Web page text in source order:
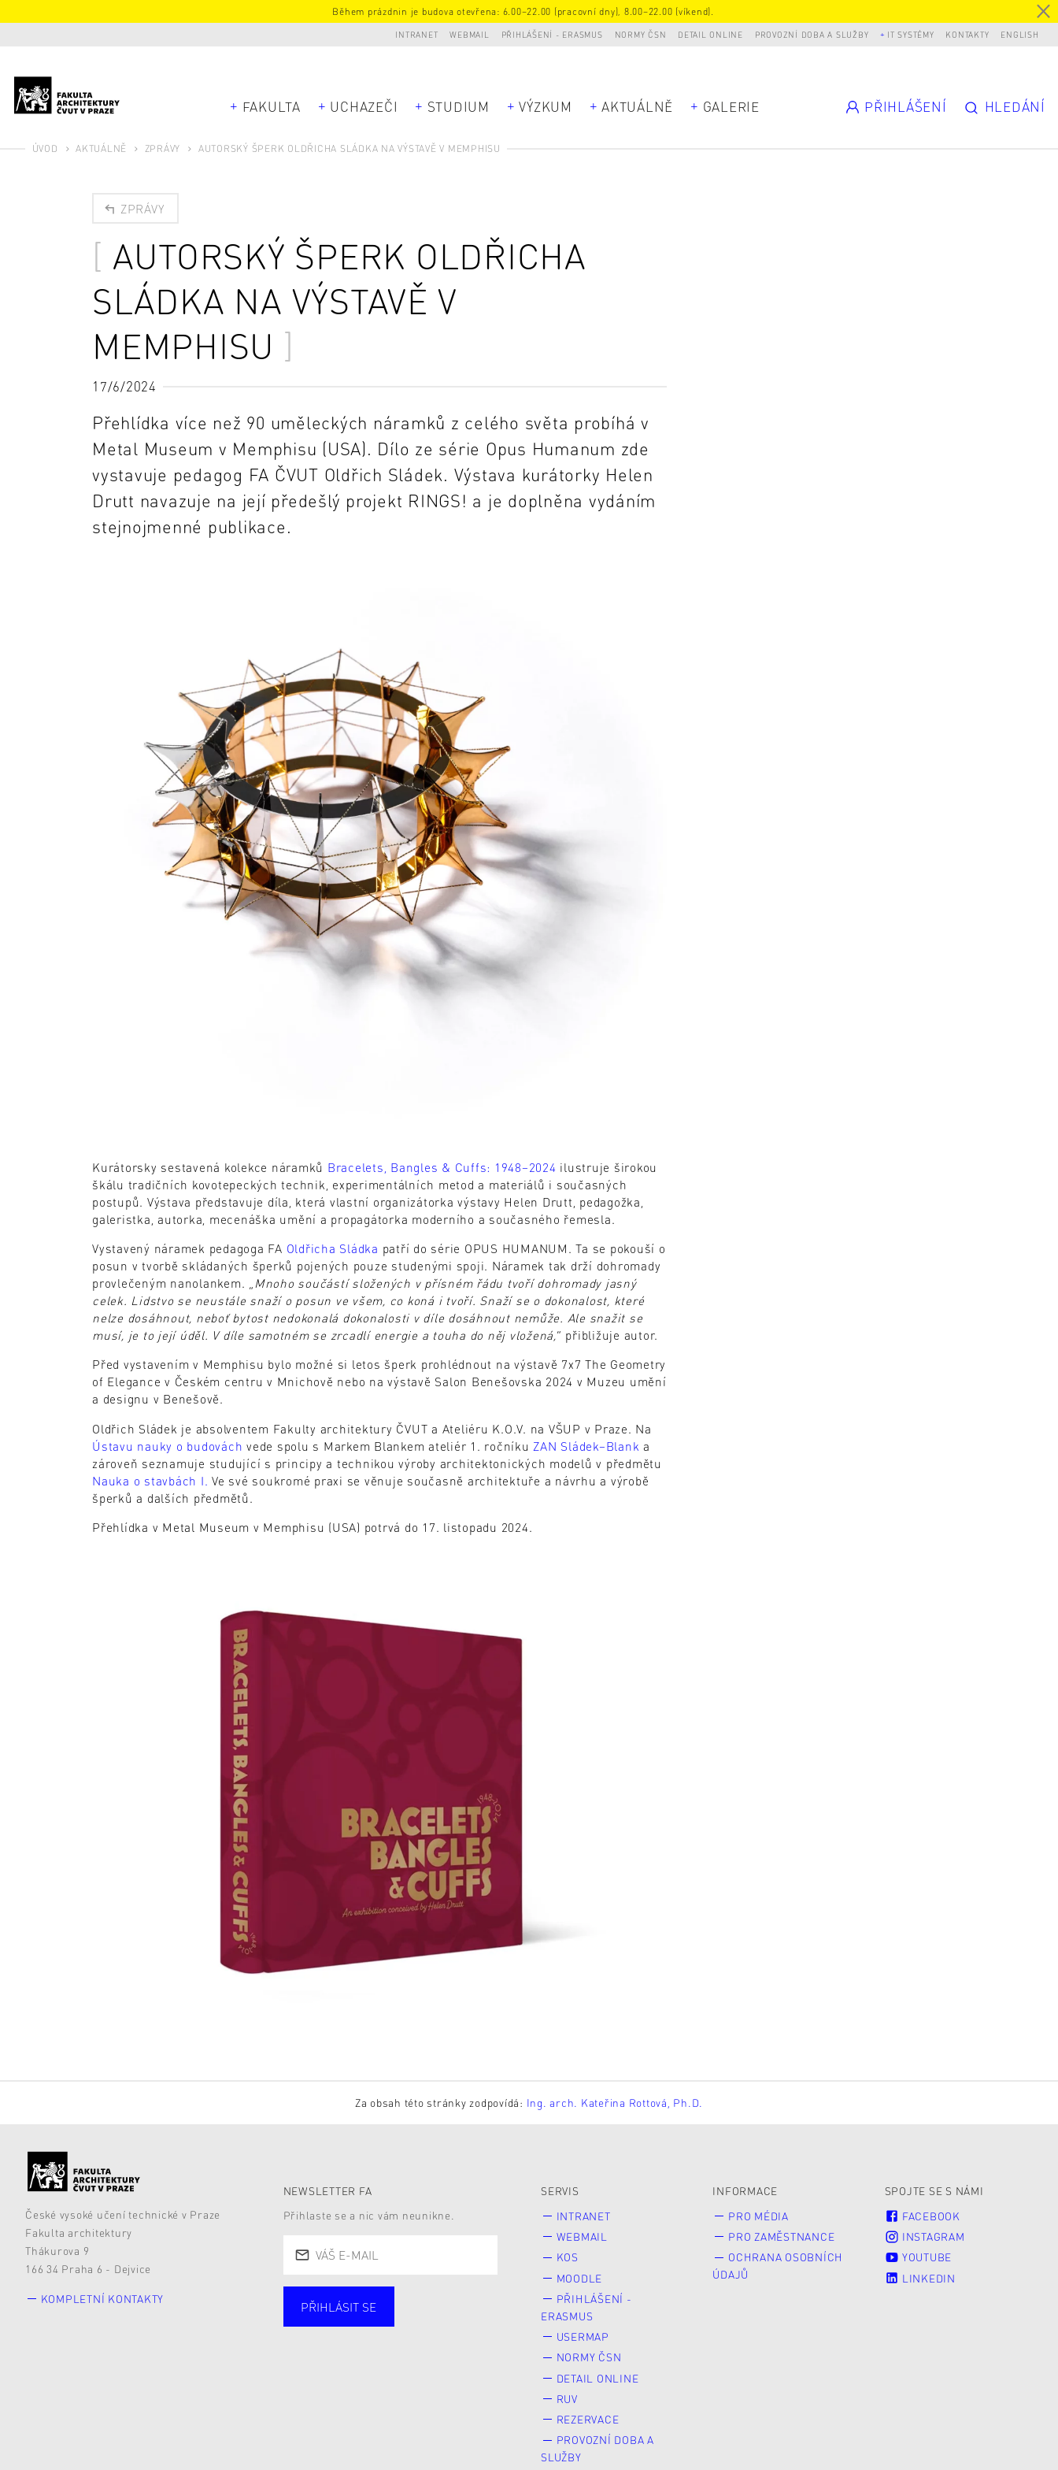
Během prázdnin je budova otevřena: 6.00–22.00 (pracovní dny), 8.00–22.00 (víkend).
INTRANET WEBMAIL PŘIHLÁŠENÍ - ERASMUS NORMY ČSN DETAIL ONLINE PROVOZNÍ DOBA A SLUŽBY IT SYSTÉMY KONTAKTY ENGLISH
FAKULTA UCHAZEČI STUDIUM VÝZKUM AKTUÁLNĚ GALERIE PŘIHLÁŠENÍ HLEDÁNÍ
ÚVOD AKTUÁLNĚ ZPRÁVY AUTORSKÝ ŠPERK OLDŘICHA SLÁDKA NA VÝSTAVĚ V MEMPHISU
ZPRÁVY
AUTORSKÝ ŠPERK OLDŘICHA
SLÁDKA NA VÝSTAVĚ V
MEMPHISU
17/6/2024
Přehlídka více než 90 uměleckých náramků z celého světa probíhá v
Metal Museum v Memphisu (USA). Dílo ze série Opus Humanum zde
vystavuje pedagog FA ČVUT Oldřich Sládek. Výstava kurátorky Helen
Drutt navazuje na její předešlý projekt RINGS! a je doplněna vydáním
stejnojmenné publikace.
Kurátorsky sestavená kolekce náramků Bracelets, Bangles & Cuffs: 1948–2024 ilustruje širokou
škálu tradičních kovotepeckých technik, experimentálních metod a materiálů i současných
postupů. Výstava představuje díla, která vlastní organizátorka výstavy Helen Drutt, pedagožka,
galeristka, autorka, mecenáška umění a propagátorka moderního a současného řemesla.
Vystavený náramek pedagoga FA Oldřicha Sládka patří do série OPUS HUMANUM. Ta se pokouší o
posun v tvorbě skládaných šperků pojených pouze studenými spoji. Náramek tak drží dohromady
provlečeným nanolankem. „Mnoho součástí složených v přísném řádu tvoří dohromady jasný
celek. Lidstvo se neustále snaží o posun ve všem, co koná i tvoří. Snaží se o dokonalost, které
nelze dosáhnout, neboť bytost nedokonalá dokonalosti v díle dosáhnout nemůže. Ale snažit se
musí, je to její úděl. V díle samotném se zrcadlí energie a touha do něj vložená,“ přibližuje autor.
Před vystavením v Memphisu bylo možné si letos šperk prohlédnout na výstavě 7x7 The Geometry
of Elegance v Českém centru v Mnichově nebo na výstavě Salon Benešovska 2024 v Muzeu umění
a designu v Benešově.
Oldřich Sládek je absolventem Fakulty architektury ČVUT a Ateliéru K.O.V. na VŠUP v Praze. Na
Ústavu nauky o budovách vede spolu s Markem Blankem ateliér 1. ročníku ZAN Sládek–Blank a
zároveň seznamuje studující s principy a technikou výroby architektonických modelů v předmětu
Nauka o stavbách I. Ve své soukromé praxi se věnuje současně architektuře a návrhu a výrobě
šperků a dalších předmětů.
Přehlídka v Metal Museum v Memphisu (USA) potrvá do 17. listopadu 2024.
Za obsah této stránky zodpovídá: Ing. arch. Kateřina Rottová, Ph.D.
České vysoké učení technické v Praze
Fakulta architektury
Thákurova 9
166 34 Praha 6 - Dejvice
KOMPLETNÍ KONTAKTY
NEWSLETTER FA
Přihlaste se a nic vám neunikne.
Studující
PŘIHLÁSIT SE
SERVIS
INTRANET
WEBMAIL
KOS
MOODLE
PŘIHLÁŠENÍ -
ERASMUS
USERMAP
NORMY ČSN
DETAIL ONLINE
RUV
REZERVACE
PROVOZNÍ DOBA A
SLUŽBY
INFORMACE
PRO MÉDIA
PRO ZAMĚSTNANCE
OCHRANA OSOBNÍCH
ÚDAJŮ
SPOJTE SE S NÁMI
FACEBOOK
INSTAGRAM
YOUTUBE
LINKEDIN